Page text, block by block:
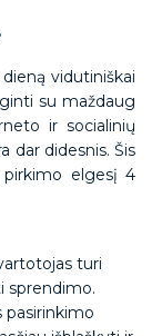
vidutiniškai
su maždaug
ir socialinių
dar didesnis. Šis
elgesį 4
turi
sprendimo.
pasirinkimo